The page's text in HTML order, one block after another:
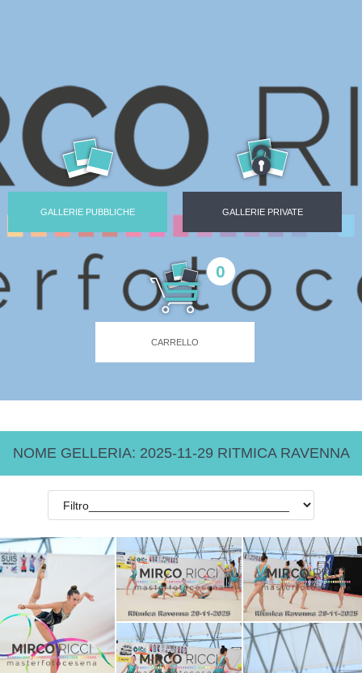
GALLERIE PUBBLICHE GALLERIE PRIVATE
0
CARRELLO
NOME GELLERIA: 2025-11-29 RITMICA RAVENNA